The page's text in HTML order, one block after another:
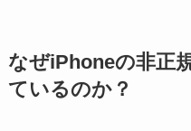
なぜiPhoneの非正
ているのか？